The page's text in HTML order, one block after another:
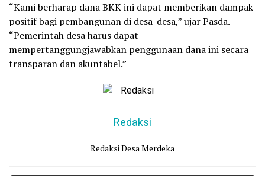
“Kami berharap dana BKK ini dapat memberikan dampak
positif bagi pembangunan di desa-desa,” ujar Pasda.
“Pemerintah desa harus dapat
mempertanggungjawabkan penggunaan dana ini secara
transparan dan akuntabel.”
Redaksi
Redaksi Desa Merdeka